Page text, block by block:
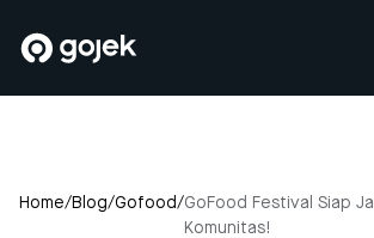
Home/Blog/Gofood/GoFood Festival Siap
Komunitas!